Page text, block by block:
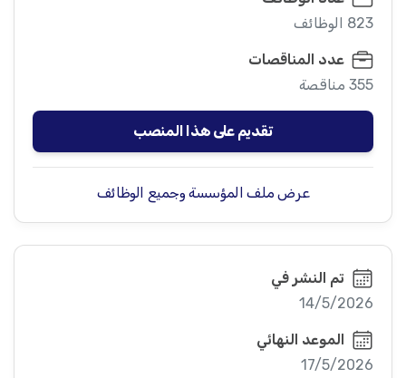
823 الوظائف
عدد المناقصات
355 مناقصة
تقديم على هذا المنصب
عرض ملف المؤسسة وجميع الوظائف
تم النشر في
14/5/2026
الموعد النهائي
17/5/2026